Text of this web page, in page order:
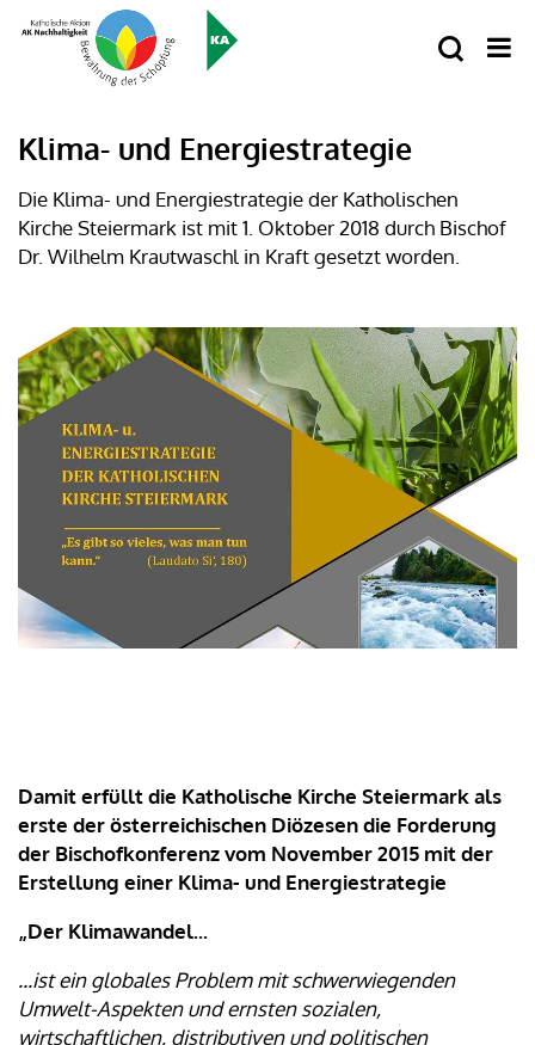
Klima- und Energiestrategie
Die Klima- und Energiestrategie der Katholischen
Kirche Steiermark ist mit 1. Oktober 2018 durch Bischof
Dr. Wilhelm Krautwaschl in Kraft gesetzt worden.
Damit erfüllt die Katholische Kirche Steiermark als
erste der österreichischen Diözesen die Forderung
der Bischofkonferenz vom November 2015 mit der
Erstellung einer Klima- und Energiestrategie
„Der Klimawandel...
...ist ein globales Problem mit schwerwiegenden
Umwelt-Aspekten und ernsten sozialen,
wirtschaftlichen, distributiven und politischen